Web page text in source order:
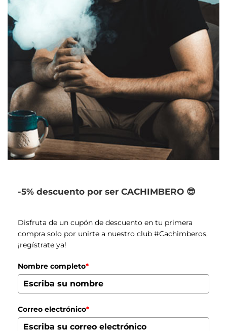
-5% descuento por ser CACHIMBERO 😎
Disfruta de un cupón de descuento en tu primera
compra solo por unirte a nuestro club #Cachimberos,
¡regístrate ya!
Nombre completo*
Correo electrónico*